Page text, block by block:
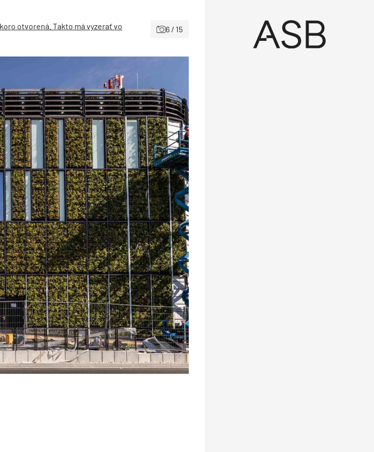
otvorená. Takto má vyzerať vo
6 / 15